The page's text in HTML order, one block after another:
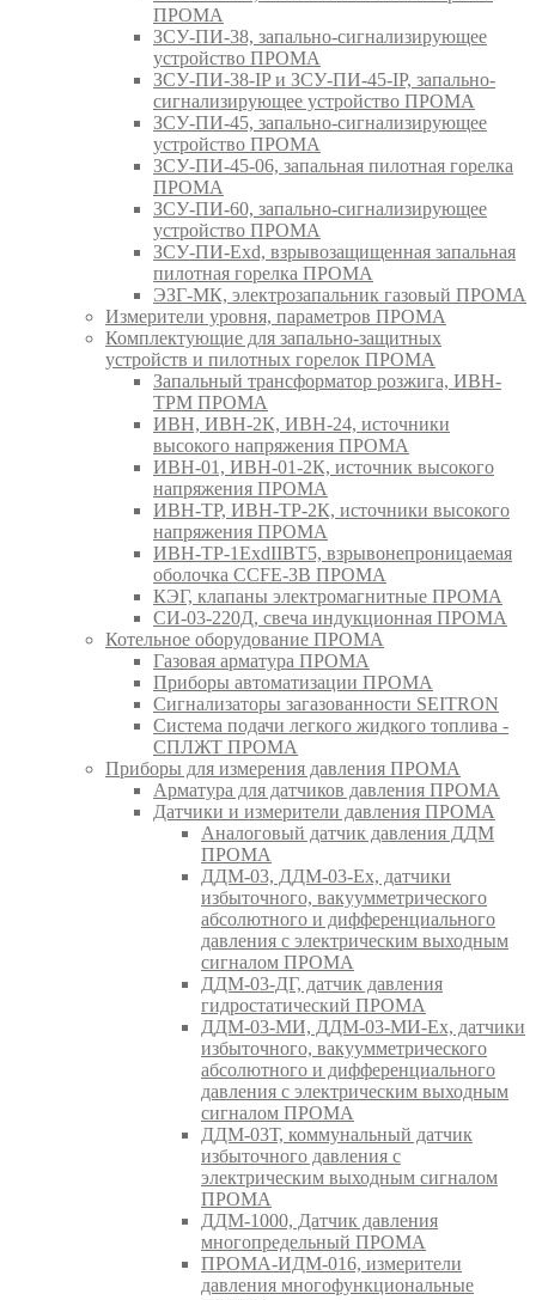
ПРОМА
ЗСУ-ПИ-38, запально-сигнализирующее
устройство ПРОМА
ЗСУ-ПИ-38-IP и ЗСУ-ПИ-45-IP, запально-
сигнализирующее устройство ПРОМА
ЗСУ-ПИ-45, запально-сигнализирующее
устройство ПРОМА
ЗСУ-ПИ-45-06, запальная пилотная горелка
ПРОМА
ЗСУ-ПИ-60, запально-сигнализирующее
устройство ПРОМА
ЗСУ-ПИ-Exd, взрывозащищенная запальная
пилотная горелка ПРОМА
ЭЗГ-МК, электрозапальник газовый ПРОМА
Измерители уровня, параметров ПРОМА
Комплектующие для запально-защитных
устройств и пилотных горелок ПРОМА
Запальный трансформатор розжига, ИВН-
ТРМ ПРОМА
ИВН, ИВН-2К, ИВН-24, источники
высокого напряжения ПРОМА
ИВН-01, ИВН-01-2К, источник высокого
напряжения ПРОМА
ИВН-ТР, ИВН-ТР-2К, источники высокого
напряжения ПРОМА
ИВН-ТР-1ExdIIBT5, взрывонепроницаемая
оболочка CCFE-3B ПРОМА
КЭГ, клапаны электромагнитные ПРОМА
СИ-03-220Д, свеча индукционная ПРОМА
Котельное оборудование ПРОМА
Газовая арматура ПРОМА
Приборы автоматизации ПРОМА
Сигнализаторы загазованности SEITRON
Система подачи легкого жидкого топлива -
СПЛЖТ ПРОМА
Приборы для измерения давления ПРОМА
Арматура для датчиков давления ПРОМА
Датчики и измерители давления ПРОМА
Аналоговый датчик давления ДДМ
ПРОМА
ДДМ-03, ДДМ-03-Ех, датчики
избыточного, вакуумметрического
абсолютного и дифференциального
давления с электрическим выходным
сигналом ПРОМА
ДДМ-03-ДГ, датчик давления
гидростатический ПРОМА
ДДМ-03-МИ, ДДМ-03-МИ-Ех, датчики
избыточного, вакуумметрического
абсолютного и дифференциального
давления с электрическим выходным
сигналом ПРОМА
ДДМ-03Т, коммунальный датчик
избыточного давления с
электрическим выходным сигналом
ПРОМА
ДДМ-1000, Датчик давления
многопредельный ПРОМА
ПРОМА-ИДМ-016, измерители
давления многофункциональные